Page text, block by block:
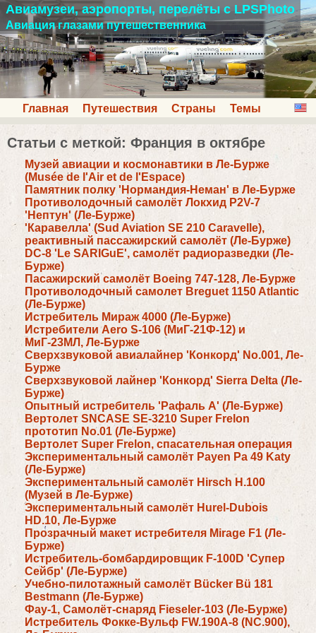
Авиамузеи, аэропорты, перелёты с LPSPhoto
Авиация глазами путешественника
Главная Путешествия Страны Темы
Статьи с меткой: Франция в октябре
Музей авиации и космонавтики в Ле-Бурже
(Musée de l'Air et de l'Espace)
Памятник полку 'Нормандия-Неман' в Ле-Бурже
Противолодочный самолёт Локхид P2V-7
'Нептун' (Ле-Бурже)
'Каравелла' (Sud Aviation SE 210 Caravelle),
реактивный пассажирский самолёт (Ле-Бурже)
DC-8 'Le SARIGuE', самолёт радиоразведки (Ле-
Бурже)
Пасажирский самолёт Boeing 747-128, Ле-Бурже
Противолодочный самолет Breguet 1150 Atlantic
(Ле-Бурже)
Истребитель Мираж 4000 (Ле-Бурже)
Истребители Aero S-106 (МиГ-21Ф-12) и
МиГ-23МЛ, Ле-Бурже
Сверхзвуковой авиалайнер 'Конкорд' No.001, Ле-
Бурже
Сверхзвуковой лайнер 'Конкорд' Sierra Delta (Ле-
Бурже)
Опытный истребитель 'Рафаль A' (Ле-Бурже)
Вертолет SNCASE SE-3210 Super Frelon
прототип No.01 (Ле-Бурже)
Вертолет Super Frelon, спасательная операция
Экспериментальный самолёт Payen Pa 49 Katy
(Ле-Бурже)
Экспериментальный самолёт Hirsch H.100
(Музей в Ле-Бурже)
Экспериментальный самолёт Hurel-Dubois
HD.10, Ле-Бурже
Прозрачный макет истребителя Mirage F1 (Ле-
Бурже)
Истребитель-бомбардировщик F-100D 'Супер
Сейбр' (Ле-Бурже)
Учебно-пилотажный самолёт Bücker Bü 181
Bestmann (Ле-Бурже)
Фау-1, Самолёт-снаряд Fieseler-103 (Ле-Бурже)
Истрeбитель Фокке-Вульф FW.190A-8 (NC.900),